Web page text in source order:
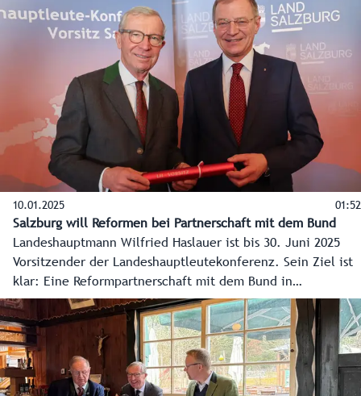
10.01.2025 01:52
Salzburg will Reformen bei Partnerschaft mit dem Bund
Landeshauptmann Wilfried Haslauer ist bis 30. Juni 2025
Vorsitzender der Landeshauptleutekonferenz. Sein Ziel ist
klar: Eine Reformpartnerschaft mit dem Bund in
Abstimmung mit den Gemeinden. Heute übernahm er
offiziell den Vorsitz von Oberösterreich.